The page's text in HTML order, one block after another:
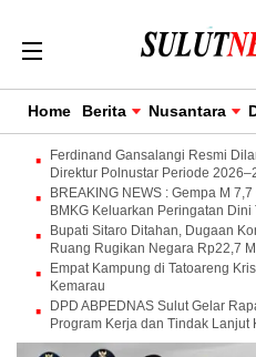
Home Berita Nusantara
Ferdinand Gansalangi Resmi
Direktur Polnustar Periode
BREAKING NEWS : Gempa M
BMKG Keluarkan Peringatan Dini
Bupati Sitaro Ditahan, Dugaan
Ruang Rugikan Negara Rp22,7
Empat Kampung di Tatoareng
Kemarau
DPD ABPEDNAS Sulut Gelar
Program Kerja dan Tindak